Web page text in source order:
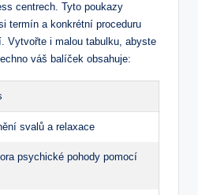
centrech. Tyto poukazy
termín a konkrétní proceduru
Vytvořte i malou tabulku, abyste
váš balíček obsahuje:
svalů a relaxace
psychické pohody pomocí